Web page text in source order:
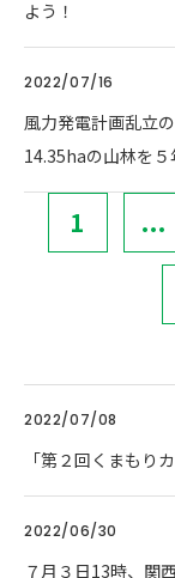
よう！
2022/07/16
風力発電計画乱立
14.35haの山林を
1 ...
2022/07/08
「第２回くまもり
2022/06/30
７月３日13時、関